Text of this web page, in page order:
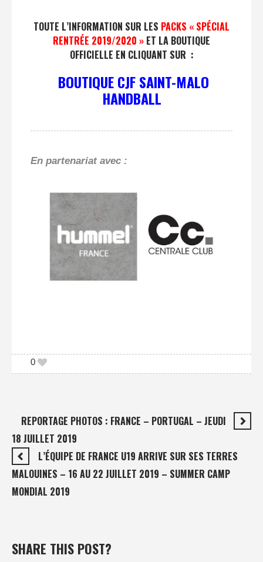
TOUTE L’INFORMATION SUR LES PACKS « SPÉCIAL
RENTRÉE 2019/2020 » ET LA BOUTIQUE
OFFICIELLE EN CLIQUANT SUR :
BOUTIQUE CJF SAINT-MALO
HANDBALL
En partenariat avec :
0
REPORTAGE PHOTOS : FRANCE – PORTUGAL – JEUDI
18 JUILLET 2019
L’ÉQUIPE DE FRANCE U19 ARRIVE SUR SES TERRES
MALOUINES – 16 AU 22 JUILLET 2019 – SUMMER CAMP
MONDIAL 2019
SHARE THIS POST?